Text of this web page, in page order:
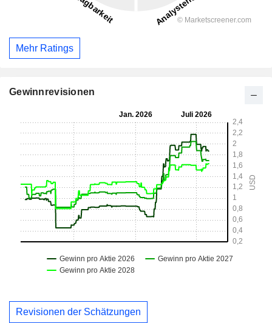
Mehr Ratings
Gewinnrevisionen
Revisionen der Schätzungen